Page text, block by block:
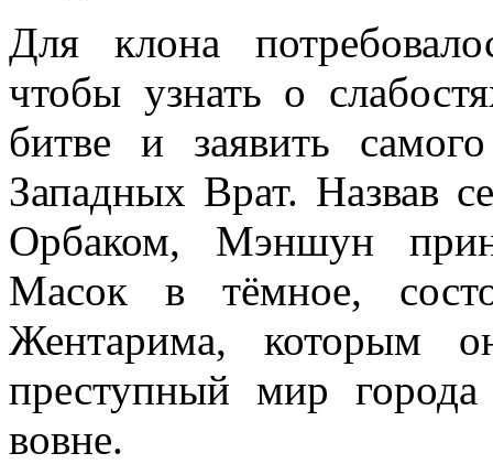
Для клона
чтобы узнать о
битве и заявить
Западных Врат. Назвав
Орбаком, Мэншун
Масок в тёмное,
Жентарима, которым
преступный мир
вовне.